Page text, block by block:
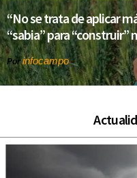
“No se trata de aplicar
“sabia” para “construir”
Porinfocampo